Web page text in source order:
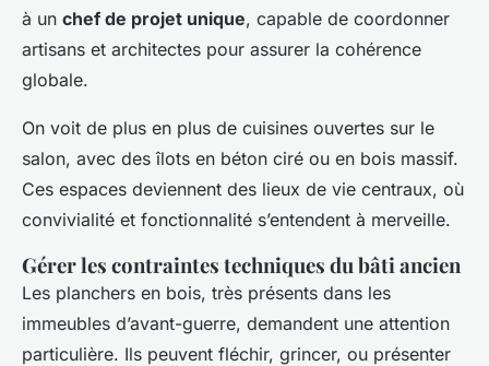
à un chef de projet unique, capable de coordonner
artisans et architectes pour assurer la cohérence
globale.
On voit de plus en plus de cuisines ouvertes sur le
salon, avec des îlots en béton ciré ou en bois massif.
Ces espaces deviennent des lieux de vie centraux, où
convivialité et fonctionnalité s’entendent à merveille.
Gérer les contraintes techniques du bâti ancien
Les planchers en bois, très présents dans les
immeubles d’avant-guerre, demandent une attention
particulière. Ils peuvent fléchir, grincer, ou présenter